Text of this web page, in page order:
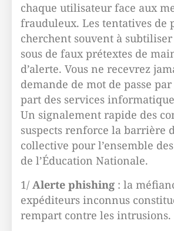
chaque utilisateur face aux
frauduleux. Les tentatives de
cherchent souvent à subtiliser
sous de faux prétextes de
d’alerte. Vous ne recevrez
demande de mot de passe
part des services
Un signalement rapide des
suspects renforce la barrière
collective pour l’ensemble
de l’Éducation Nationale.
1/ Alerte phishing : la
expéditeurs inconnus
rempart contre les intrusions.